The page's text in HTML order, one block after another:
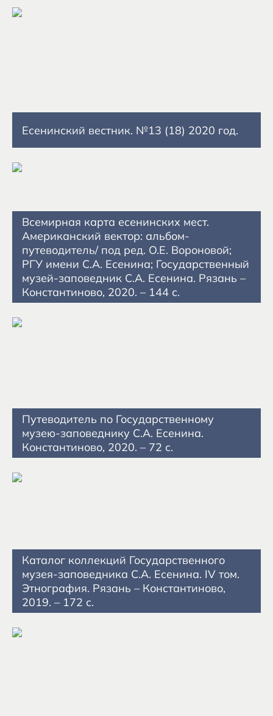
Есенинский вестник. №13 (18) 2020 год.
Всемирная карта есенинских мест.
Американский вектор: альбом-
путеводитель/ под ред. О.Е. Вороновой;
РГУ имени С.А. Есенина; Государственный
музей-заповедник С.А. Есенина. Рязань –
Константиново, 2020. – 144 с.
Путеводитель по Государственному
музею-заповеднику С.А. Есенина.
Константиново, 2020. – 72 с.
Каталог коллекций Государственного
музея-заповедника С.А. Есенина. IV том.
Этнография. Рязань – Константиново,
2019. – 172 с.